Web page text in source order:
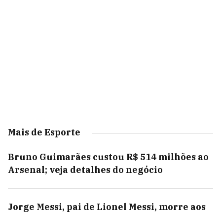
Mais de Esporte
Bruno Guimarães custou R$ 514 milhões ao
Arsenal; veja detalhes do negócio
Jorge Messi, pai de Lionel Messi, morre aos